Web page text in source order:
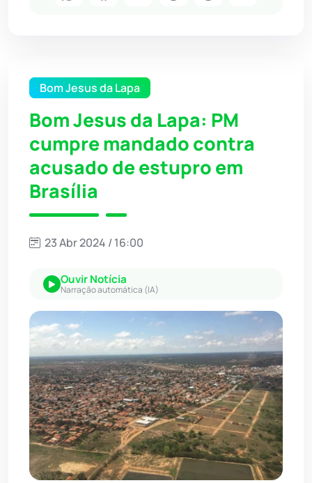
Bom Jesus da Lapa
Bom Jesus da Lapa: PM
cumpre mandado contra
acusado de estupro em
Brasília
23 Abr 2024 / 16:00
Ouvir Notícia
Narração automática (IA)